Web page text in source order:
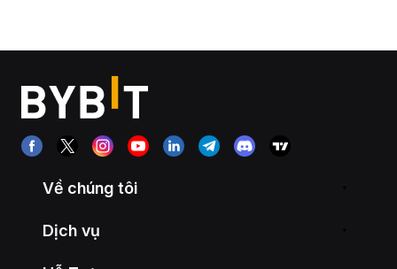
Về chúng tôi
Dịch vụ